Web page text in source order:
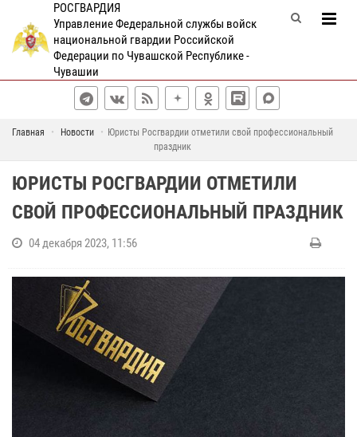
РОСГВАРДИЯ
Управление Федеральной службы войск
национальной гвардии Российской
Федерации по Чувашской Республике -
Чувашии
Главная Новости
Юристы Росгвардии отметили свой профессиональный
праздник
ЮРИСТЫ РОСГВАРДИИ ОТМЕТИЛИ
СВОЙ ПРОФЕССИОНАЛЬНЫЙ ПРАЗДНИК
04 декабря 2023, 11:56